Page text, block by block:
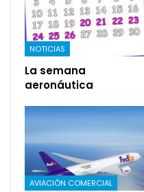
NOTICIAS
La semana
aeronáutica
AVIACIÓN COMERCIAL